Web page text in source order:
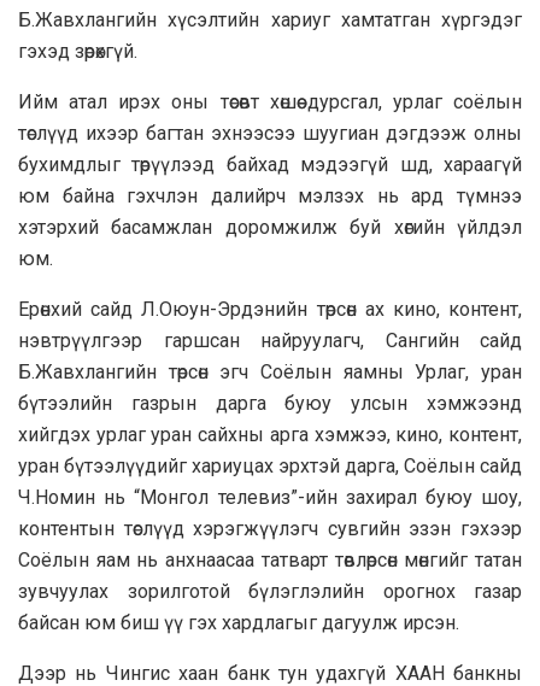
Б.Жавхлангийн хүсэлтийн хариуг хамтатган хүргэдэг
гэхэд зөрөхгүй.
Ийм атал ирэх оны төсөвт хөшөө дурсгал, урлаг соёлын
төслүүд ихээр багтан эхнээсээ шуугиан дэгдээж олны
бухимдлыг төрүүлээд байхад мэдээгүй шд, хараагүй
юм байна гэхчлэн далийрч мэлзэх нь ард түмнээ
хэтэрхий басамжлан доромжилж буй хөгийн үйлдэл
юм.
Ерөнхий сайд Л.Оюун-Эрдэнийн төрсөн ах кино, контент,
нэвтрүүлгээр гаршсан найруулагч, Сангийн сайд
Б.Жавхлангийн төрсөн эгч Соёлын яамны Урлаг, уран
бүтээлийн газрын дарга буюу улсын хэмжээнд
хийгдэх урлаг уран сайхны арга хэмжээ, кино, контент,
уран бүтээлүүдийг хариуцах эрхтэй дарга, Соёлын сайд
Ч.Номин нь “Монгол телевиз”-ийн захирал буюу шоу,
контентын төслүүд хэрэгжүүлэгч сувгийн эзэн гэхээр
Соёлын яам нь анхнаасаа татварт төвлөрсөн мөнгийг татан
зувчуулах зорилготой бүлэглэлийн орогнох газар
байсан юм биш үү гэх хардлагыг дагуулж ирсэн.
Дээр нь Чингис хаан банк тун удахгүй ХААН банкны